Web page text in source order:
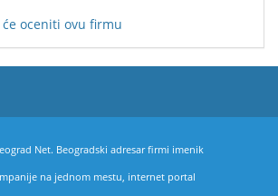
oceniti ovu firmu
Net. Beogradski adresar firmi imenik
na jednom mestu, internet portal